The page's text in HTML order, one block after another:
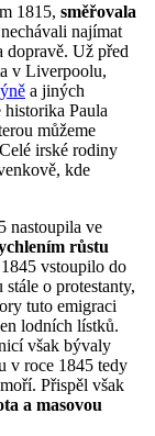
1815, směřovala
najímat
Už před
v Liverpoolu,
a jiných
Paula
můžeme
irské rodiny
kde
nastoupila ve
růstu
vstoupilo do
o protestanty,
tuto emigraci
lodních lístků.
však bývaly
v roce 1845 tedy
Přispěl však
a masovou